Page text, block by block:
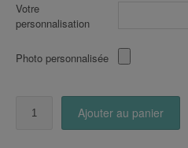
Votre
personnalisation
Photo personnalisée
Ajouter au panier